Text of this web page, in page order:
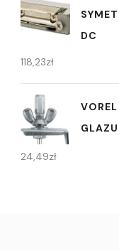
DC
118,23zł
24,49zł